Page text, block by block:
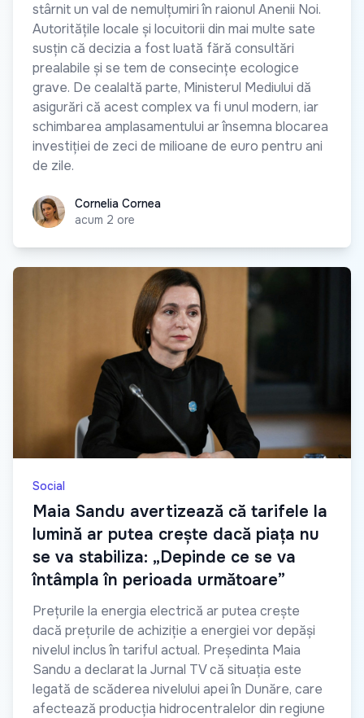
stârnit un val de nemulțumiri în raionul Anenii Noi.
Autoritățile locale și locuitorii din mai multe sate
susțin că decizia a fost luată fără consultări
prealabile și se tem de consecințe ecologice
grave. De cealaltă parte, Ministerul Mediului dă
asigurări că acest complex va fi unul modern, iar
schimbarea amplasamentului ar însemna blocarea
investiției de zeci de milioane de euro pentru ani
de zile.
Cornelia Cornea
Cornelia Cornea
acum 2 ore
Social
Maia Sandu avertizează că tarifele la
lumină ar putea crește dacă piața nu
se va stabiliza: „Depinde ce se va
întâmpla în perioada următoare”
Prețurile la energia electrică ar putea crește
dacă prețurile de achiziție a energiei vor depăși
nivelul inclus în tariful actual. Președinta Maia
Sandu a declarat la Jurnal TV că situația este
legată de scăderea nivelului apei în Dunăre, care
afectează producția hidrocentralelor din regiune